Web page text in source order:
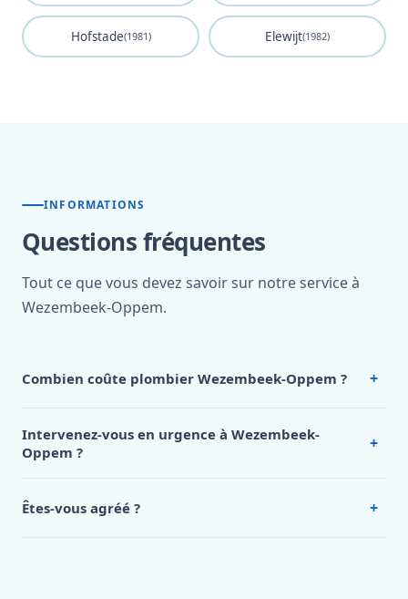
Hofstade(1981) Elewijt(1982)
INFORMATIONS
Questions fréquentes
Tout ce que vous devez savoir sur notre service à
Wezembeek-Oppem.
Combien coûte plombier Wezembeek-Oppem ? +
Wezembeek-Oppem, appelez le 0472 53 24 26.
Intervenez-vous en urgence à Wezembeek-
Oppem ?
+
Êtes-vous agréé ? +